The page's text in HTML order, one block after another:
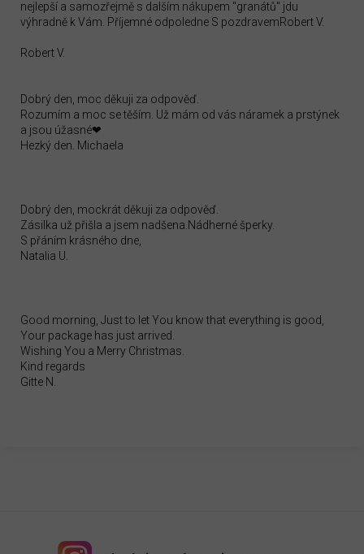
nejlepší a samozřejmě s dalším nákupem "granátů" jdu
výhradně k Vám. Příjemné odpoledne S pozdravemRobert V.
Robert V.
Dobrý den, moc děkuji za odpověď.
Rozumím a moc se těším. Už mám od vás náramek a prstýnek
a jsou úžasné❤
Hezký den. Michaela
Dobrý den, mockrát děkuji za odpověď.
Zásilka už přišla a jsem nadšena.Nádherné šperky.
S přáním krásného dne,
Natalia U.
Good morning, Just to let You know that everything is good,
Your package has just arrived.
Wishing You a Merry Christmas.
Kind regards
Gitte N.